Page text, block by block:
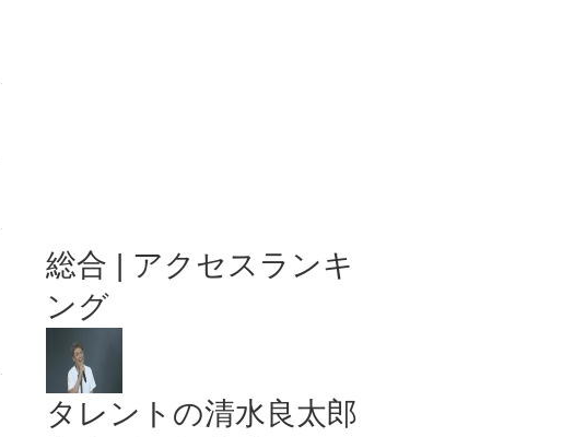
総合 | アクセスランキ
ング
タレントの清水良太郎